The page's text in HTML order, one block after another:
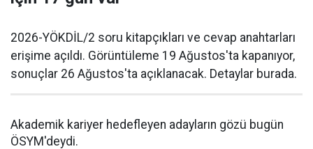
2026-YÖKDİL/2 soru kitapçıkları ve cevap anahtarları
erişime açıldı. Görüntüleme 19 Ağustos'ta kapanıyor,
sonuçlar 26 Ağustos'ta açıklanacak. Detaylar burada.
Akademik kariyer hedefleyen adayların gözü bugün
ÖSYM'deydi.